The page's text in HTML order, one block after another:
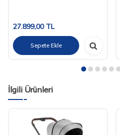
27.899,00TL
Sepete Ekle
İlgili Ürünleri